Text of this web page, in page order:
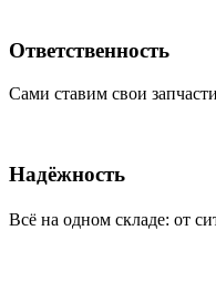
Ответственность
Сами ставим свои
Надёжность
Всё на одном складе: от